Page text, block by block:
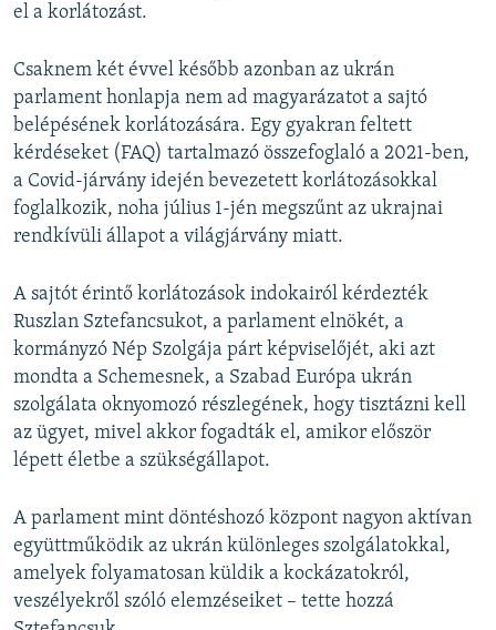
el a korlátozást.
Csaknem két évvel később azonban az ukrán
parlament honlapja nem ad magyarázatot a sajtó
belépésének korlátozására. Egy gyakran feltett
kérdéseket (FAQ) tartalmazó összefoglaló a 2021-ben,
a Covid-járvány idején bevezetett korlátozásokkal
foglalkozik, noha július 1-jén megszűnt az ukrajnai
rendkívüli állapot a világjárvány miatt.
A sajtót érintő korlátozások indokairól kérdezték
Ruszlan Sztefancsukot, a parlament elnökét, a
kormányzó Nép Szolgája párt képviselőjét, aki azt
mondta a Schemesnek, a Szabad Európa ukrán
szolgálata oknyomozó részlegének, hogy tisztázni kell
az ügyet, mivel akkor fogadták el, amikor először
lépett életbe a szükségállapot.
A parlament mint döntéshozó központ nagyon aktívan
együttműködik az ukrán különleges szolgálatokkal,
amelyek folyamatosan küldik a kockázatokról,
veszélyekről szóló elemzéseiket – tette hozzá